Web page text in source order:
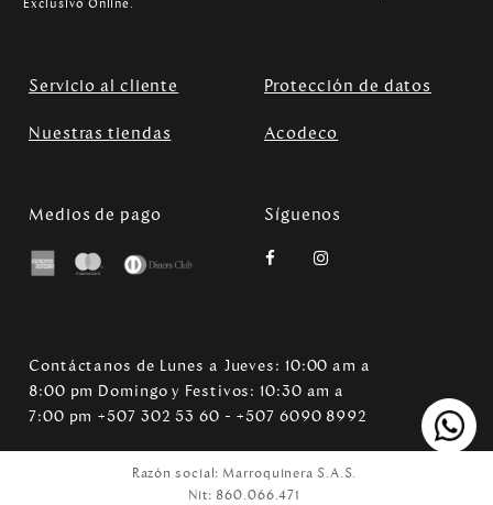
Exclusivo Online.
Servicio al cliente Protección de datos
Nuestras tiendas Acodeco
Medios de pago Síguenos
Contáctanos de Lunes a Jueves: 10:00 am a
8:00 pm Domingo y Festivos: 10:30 am a
7:00 pm +507 302 53 60 - +507 6090 8992
Razón social: Marroquinera S.A.S.
Nit: 860.066.471